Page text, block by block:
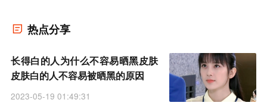
热点分享
长得白的人为什么不容易晒黑皮肤
皮肤白的人不容易被晒黑的原因
2023-05-19 01:49:31